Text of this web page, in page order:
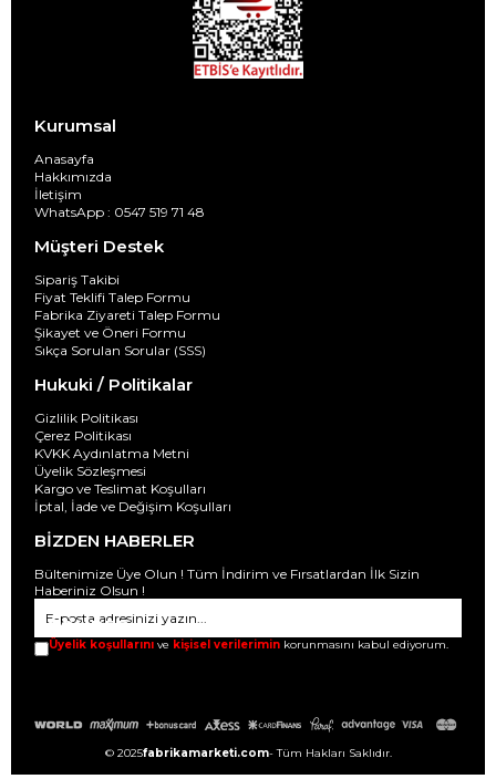
Kurumsal
Anasayfa
Hakkımızda
İletişim
WhatsApp : 0547 519 71 48
Müşteri Destek
Sipariş Takibi
Fiyat Teklifi Talep Formu
Fabrika Ziyareti Talep Formu
Şikayet ve Öneri Formu
Sıkça Sorulan Sorular (SSS)
Hukuki / Politikalar
Gizlilik Politikası
Çerez Politikası
KVKK Aydınlatma Metni
Üyelik Sözleşmesi
Kargo ve Teslimat Koşulları
İptal, İade ve Değişim Koşulları
BİZDEN HABERLER
Bültenimize Üye Olun ! Tüm İndirim ve Fırsatlardan İlk Sizin
Haberiniz Olsun !
GÖNDER
Üyelik koşullarını ve kişisel verilerimin korunmasını kabul ediyorum.
© 2025fabrikamarketi.com- Tüm Hakları Saklıdır.